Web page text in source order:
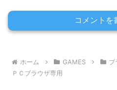
コメントを
ホーム GAMES
ブ
ＰＣブラウザ専用